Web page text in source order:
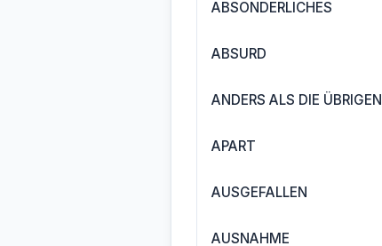
ABSONDERLICHES
ABSURD
ANDERS ALS DIE ÜBRIGEN
APART
AUSGEFALLEN
AUSNAHME